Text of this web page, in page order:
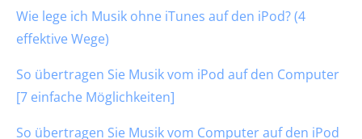
Wie lege ich Musik ohne iTunes auf den iPod? (4
effektive Wege)
So übertragen Sie Musik vom iPod auf den Computer
[7 einfache Möglichkeiten]
So übertragen Sie Musik vom Computer auf den iPod